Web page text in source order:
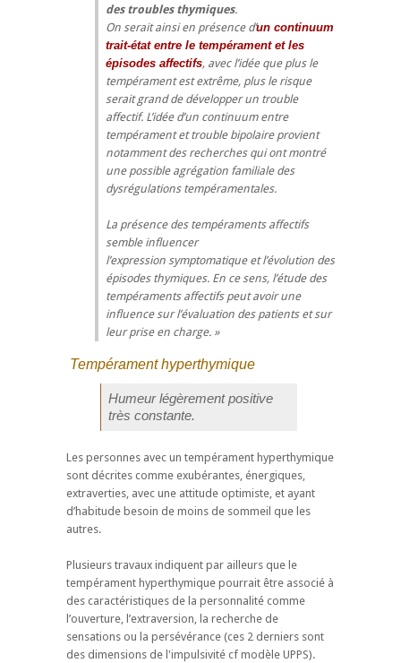
des troubles thymiques.
On serait ainsi en présence d’un continuum
trait-état entre le tempérament et les
épisodes affectifs, avec l’idée que plus le
tempérament est extrême, plus le risque
serait grand de développer un trouble
affectif. L’idée d’un continuum entre
tempérament et trouble bipolaire provient
notamment des recherches qui ont montré
une possible agrégation familiale des
dysrégulations tempéramentales.
La présence des tempéraments affectifs
semble influencer
l’expression symptomatique et l’évolution des
épisodes thymiques. En ce sens, l’étude des
tempéraments affectifs peut avoir une
influence sur l’évaluation des patients et sur
leur prise en charge.
Tempérament hyperthymique
Humeur légèrement positive
très constante.
Les personnes avec un tempérament hyperthymique
sont décrites comme exubérantes, énergiques,
extraverties, avec une attitude optimiste, et ayant
d’habitude besoin de moins de sommeil que les
autres.
Plusieurs travaux indiquent par ailleurs que le
tempérament hyperthymique pourrait être associé à
des caractéristiques de la personnalité comme
l’ouverture, l’extraversion, la recherche de
sensations ou la persévérance (ces 2 derniers sont
des dimensions de l'impulsivité cf modèle UPPS).